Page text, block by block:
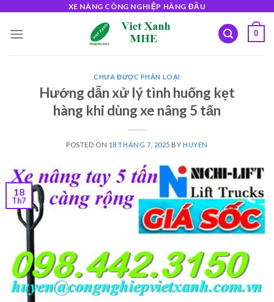
content
XE NÂNG CÔNG NGHIỆP HÀNG ĐẦU
0
CHƯA ĐƯỢC PHÂN LOẠI
Hướng dẫn xử lý tình huống kẹt
hàng khi dùng xe nâng 5 tấn
POSTED ON 18 THÁNG 7, 2025 BY HUYEN
18
Th7